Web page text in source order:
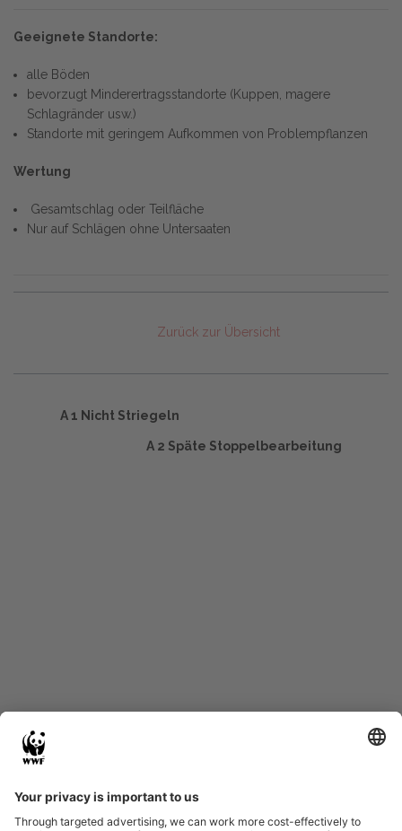
Zurück zur Übersicht
Geeignete Standorte:
alle Böden
bevorzugt Minderertragsstandorte (Kuppen, magere
Schlagränder usw.)
Standorte mit geringem Aufkommen von Problempflanzen
Wertung
Gesamtschlag oder Teilfläche
Nur auf Schlägen ohne Untersaaten
A 1 Nicht Striegeln
A 2 Späte Stoppelbearbeitung
Eine Initiative von